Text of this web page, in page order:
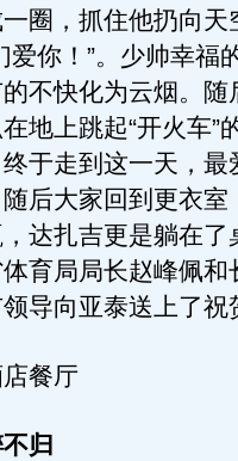
圈，抓住他扔向天
爱你！”。少帅幸福
不快化为云烟。随
地上跳起“开火车”
于走到这一天，最
后大家回到更衣室
达扎吉更是躺在了
育局局长赵峰佩和
导向亚泰送上了祝
餐厅
归